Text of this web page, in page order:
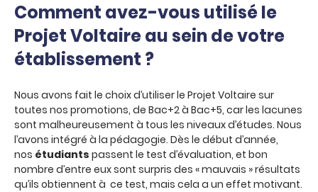
Comment avez-vous utilisé le
Projet Voltaire au sein de votre
établissement ?
Nous avons fait le choix d’utiliser le Projet Voltaire sur
toutes nos promotions, de Bac+2 à Bac+5, car les lacunes
sont malheureusement à tous les niveaux d’études. Nous
l’avons intégré à la pédagogie. Dès le début d’année,
nos étudiants passent le test d’évaluation, et bon
nombre d’entre eux sont surpris des « mauvais » résultats
qu’ils obtiennent à ce test, mais cela a un effet motivant.